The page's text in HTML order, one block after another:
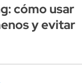
cómo usar
y evitar